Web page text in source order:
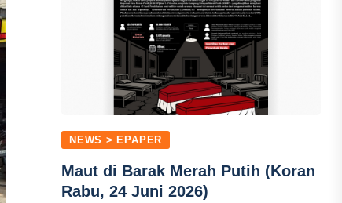
NEWS > EPAPER
Maut di Barak Merah Putih (Koran
Rabu, 24 Juni 2026)